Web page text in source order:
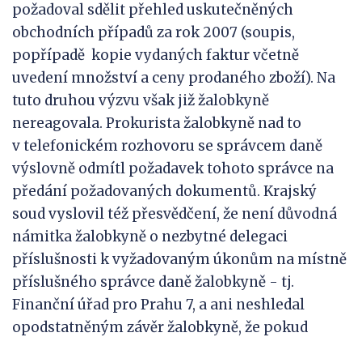
požadoval sdělit přehled uskutečněných
obchodních případů za rok 2007 (soupis,
popřípadě kopie vydaných faktur včetně
uvedení množství a ceny prodaného zboží). Na
tuto druhou výzvu však již žalobkyně
nereagovala. Prokurista žalobkyně nad to
v telefonickém rozhovoru se správcem daně
výslovně odmítl požadavek tohoto správce na
předání požadovaných dokumentů. Krajský
soud vyslovil též přesvědčení, že není důvodná
námitka žalobkyně o nezbytné delegaci
příslušnosti k vyžadovaným úkonům na místně
příslušného správce daně žalobkyně - tj.
Finanční úřad pro Prahu 7, a ani neshledal
opodstatněným závěr žalobkyně, že pokud